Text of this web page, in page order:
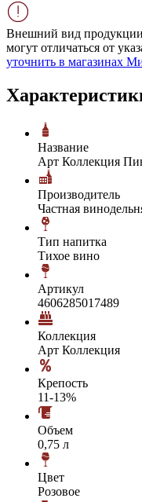
Внешний вид
могут отличаться от
уточнить в магазинах
Название
Арт Коллекция
Производитель
Частная
Тип напитка
Тихое вино
Артикул
4606285017489
Коллекция
Арт Коллекция
Крепость
11-13%
Объем
0,75 л
Цвет
Розовое